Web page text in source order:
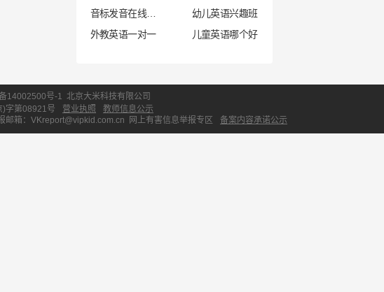
幼儿英语兴趣班
外教英语一对一
儿童英语哪个好
14002500号-1
北京大米科技有限公司
)字第08921号 营业执照
教师信息公示
邮箱：VKreport@vipkid.com.cn 网上有害信息举报专区 备案内容承诺公示